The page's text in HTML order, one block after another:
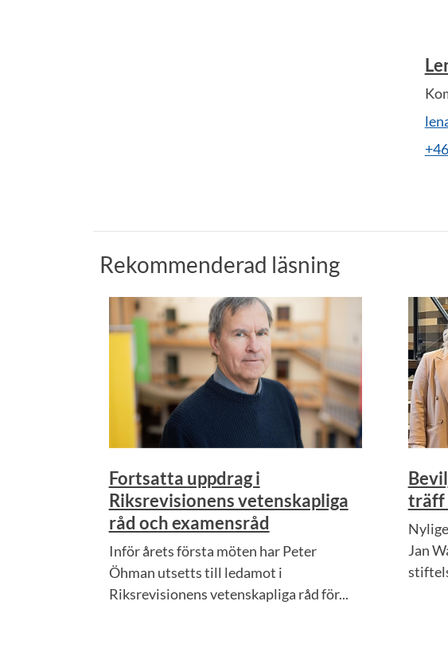
Rekommenderad läsning
Fortsatta uppdrag i
Riksrevisionens vetenskapliga
råd och examensråd
Inför årets första möten har Peter
Öhman utsetts till ledamot i
Riksrevisionens vetenskapliga råd för...
träff
Jan